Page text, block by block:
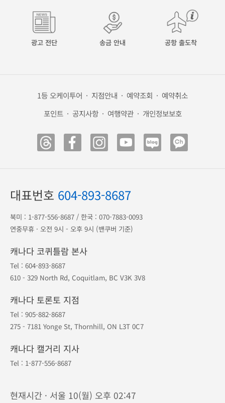
광고 전단 송금 안내 공항 출도착
1등 오케이투어 · 지점안내 · 예약조회 · 예약취소
포인트 · 공지사항 · 여행약관 · 개인정보보호
대표번호 604-893-8687
북미 : 1-877-556-8687 / 한국 : 070-7883-0093
연중무휴 · 오전 9시 - 오후 9시 (밴쿠버 기준)
캐나다 코퀴틀람 본사
Tel : 604-893-8687
610 - 329 North Rd, Coquitlam, BC V3K 3V8
캐나다 토론토 지점
Tel : 905-882-8687
275 - 7181 Yonge St, Thornhill, ON L3T 0C7
캐나다 캘거리 지사
Tel : 1-877-556-8687
현재시간 · 서울 10(월) 오후 02:47